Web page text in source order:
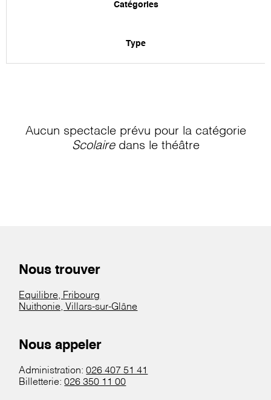
Catégories
Type
Aucun spectacle prévu pour la catégorie
Scolairedans le théâtre
Nous trouver
Equilibre, Fribourg
Nuithonie, Villars-sur-Glâne
Nous appeler
Administration:026 407 51 41
Billetterie:026 350 11 00